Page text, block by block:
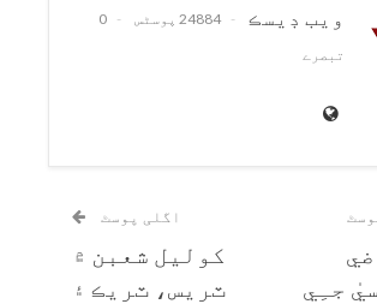
ويب ڊيسڪ 24884 پوسٹس
0
تبصرے
جـِي
اگلی پوسٹ
کوليل شعبن ۾
ٽريس، ٽريڪ ۽